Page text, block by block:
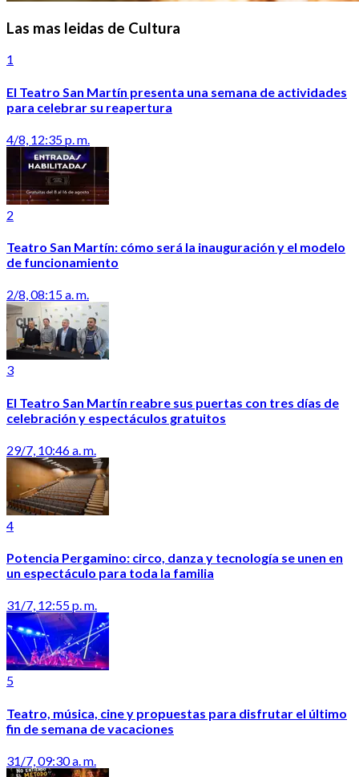
Las mas leidas de Cultura
1
El Teatro San Martín presenta una semana de actividades
para celebrar su reapertura
4/8, 12:35 p. m.
2
Teatro San Martín: cómo será la inauguración y el modelo
de funcionamiento
2/8, 08:15 a. m.
3
El Teatro San Martín reabre sus puertas con tres días de
celebración y espectáculos gratuitos
29/7, 10:46 a. m.
4
Potencia Pergamino: circo, danza y tecnología se unen en
un espectáculo para toda la familia
31/7, 12:55 p. m.
5
Teatro, música, cine y propuestas para disfrutar el último
fin de semana de vacaciones
31/7, 09:30 a. m.